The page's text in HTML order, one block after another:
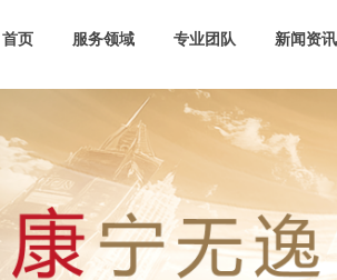
首页 服务领域 专业团队 新闻资讯